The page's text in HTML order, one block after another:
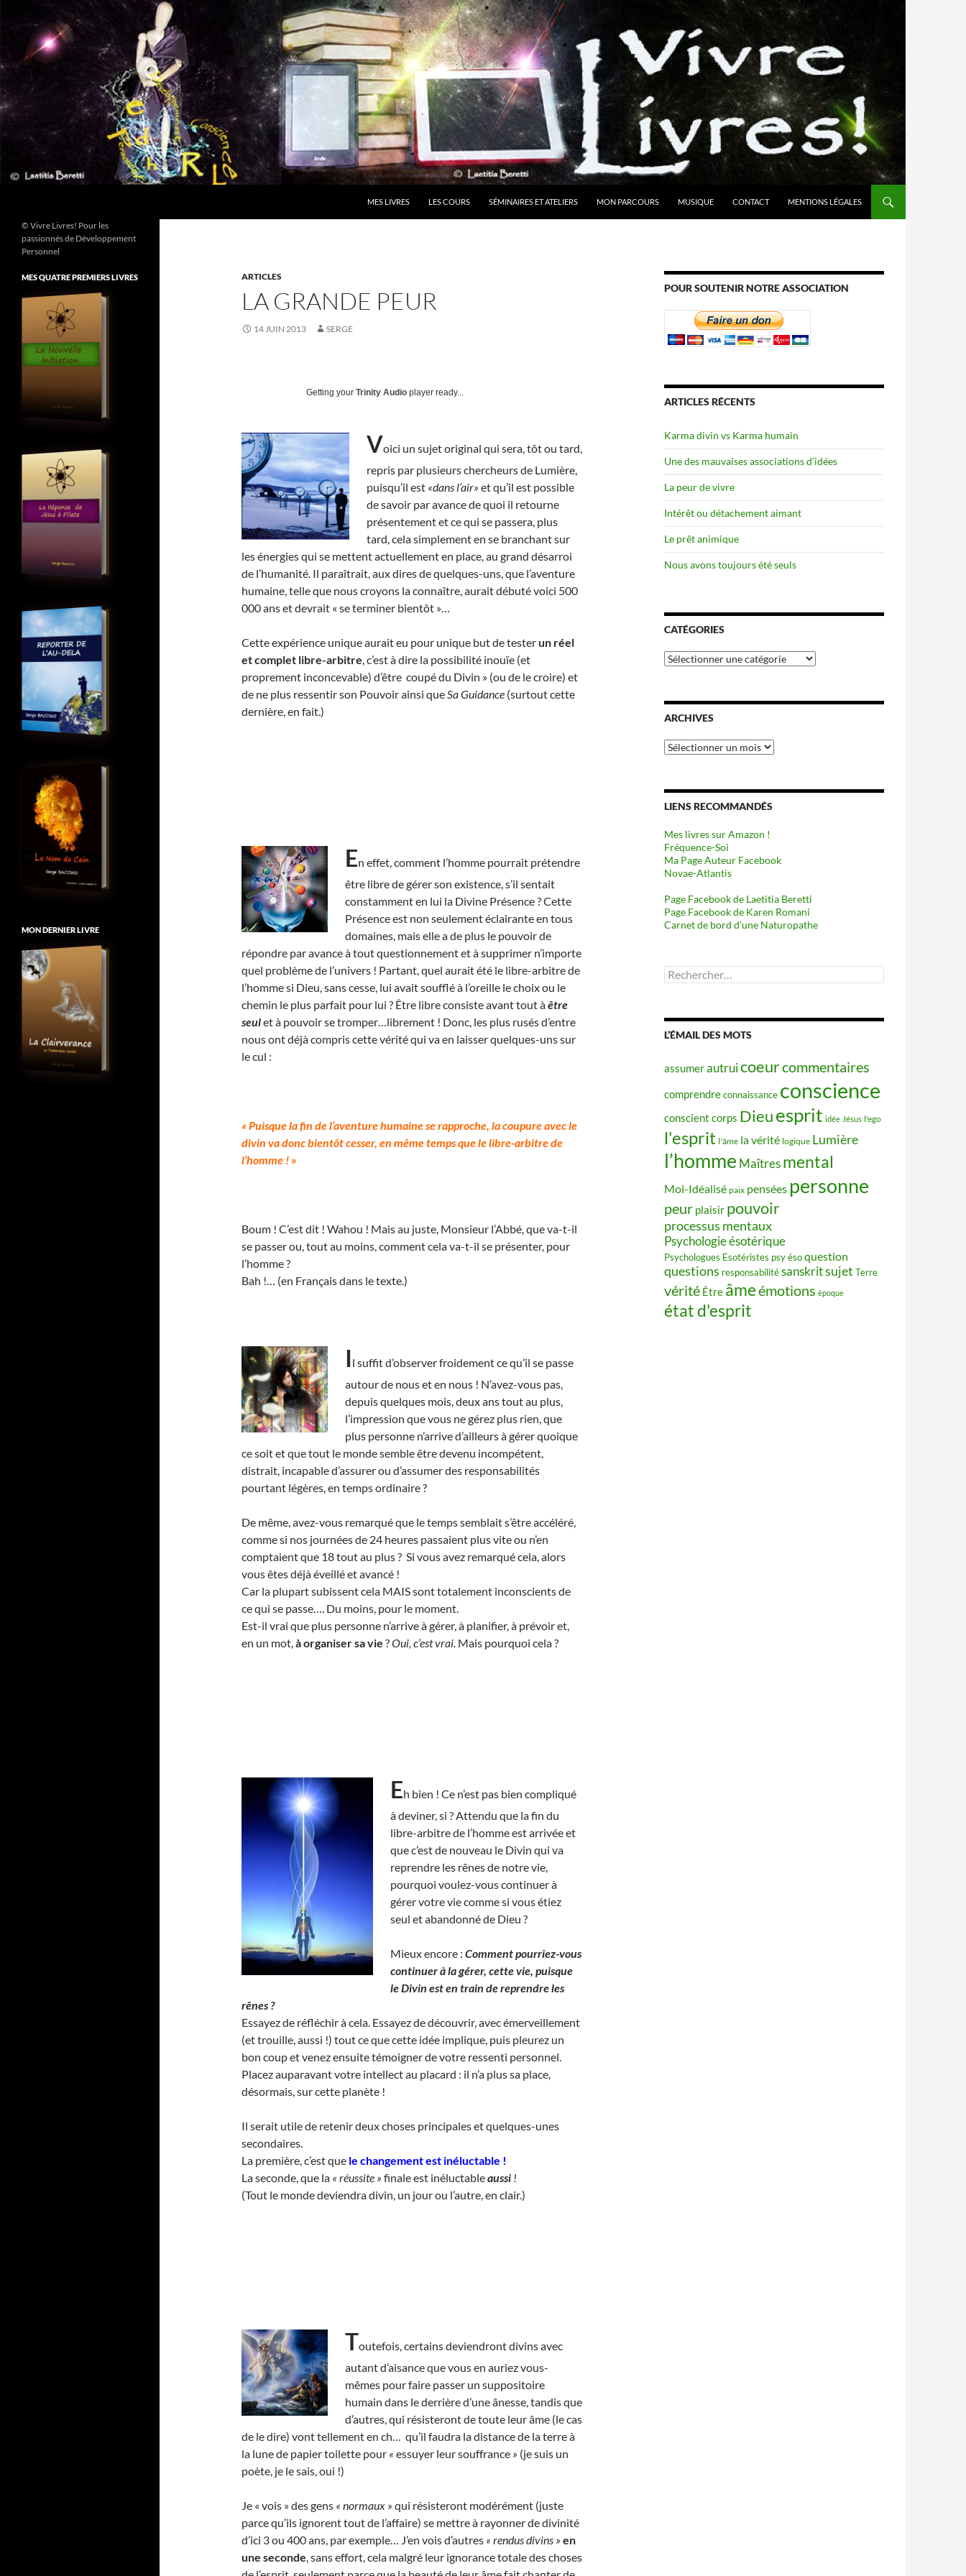
contenu
MES LIVRES LES COURS SÉMINAIRES ET ATELIERS MON PARCOURS MUSIQUE CONTACT MENTIONS LÉGALES
ARTICLES
LA GRANDE PEUR
14 JUIN 2013 SERGE
Getting your Trinity Audio player ready...
Voici un sujet original qui sera, tôt ou tard,
repris par plusieurs chercheurs de Lumière,
puisqu’il est «dans l’air» et qu’il est possible
de savoir par avance de quoi il retourne
présentement et ce qui se passera, plus
tard, cela simplement en se branchant sur
les énergies qui se mettent actuellement en place, au grand désarroi
de l’humanité. Il paraîtrait, aux dires de quelques-uns, que l’aventure
humaine, telle que nous croyons la connaître, aurait débuté voici 500
000 ans et devrait « se terminer bientôt »…
Cette expérience unique aurait eu pour unique but de testerun réel
et complet libre-arbitre, c’est à dire la possibilité inouïe (et
proprement inconcevable) d’être coupé du Divin » (ou de le croire) et
de ne plus ressentir son Pouvoir ainsi queSa Guidance (surtout cette
dernière, en fait.)
En effet, comment l’homme pourrait prétendre
être libre de gérer son existence, s’il sentait
constamment en lui la Divine Présence ? Cette
Présence est non seulement éclairante en tous
domaines, mais elle a de plus le pouvoir de
répondre par avance à tout questionnement et à supprimer n’importe
quel problème de l’univers ! Partant, quel aurait été le libre-arbitre de
l’homme si Dieu, sans cesse, lui avait soufflé à l’oreille le choix ou le
chemin le plus parfait pour lui ? Être libre consiste avant tout àêtre
seulet à pouvoir se tromper…librement ! Donc, les plus rusés d’entre
nous ont déjà compris cette vérité qui va en laisser quelques-uns sur
le cul :
« Puisque la fin de l’aventure humaine se rapproche, la coupure avec le
divin va donc bientôt cesser, en même temps que le libre-arbitre de
l’homme ! »
Boum ! C’est dit ! Wahou ! Mais au juste, Monsieur l’Abbé, que va-t-il
se passer ou, tout au moins, comment cela va-t-il se présenter, pour
l’homme ?
Bah !… (en Français dans le texte.)
Il suffit d’observer froidement ce qu’il se passe
autour de nous et en nous ! N’avez-vous pas,
depuis quelques mois, deux ans tout au plus,
l’impression que vous ne gérez plus rien, que
plus personne n’arrive d’ailleurs à gérer quoique
ce soit et que tout le monde semble être devenu incompétent,
distrait, incapable d’assurer ou d’assumer des responsabilités
pourtant légères, en temps ordinaire ?
De même, avez-vous remarqué que le temps semblait s’être accéléré,
comme si nos journées de 24 heures passaient plus vite ou n’en
comptaient que 18 tout au plus ? Si vous avez remarqué cela, alors
vous êtes déjà éveillé et avancé !
Car la plupart subissent cela MAIS sont totalement inconscients de
ce qui se passe…. Du moins, pour le moment.
Est-il vrai que plus personne n’arrive à gérer, à planifier, à prévoir et,
en un mot,à organiser sa vie ?Oui, c’est vrai. Mais pourquoi cela ?
Eh bien ! Ce n’est pas bien compliqué
à deviner, si ? Attendu que la fin du
libre-arbitre de l’homme est arrivée et
que c’est de nouveau le Divin qui va
reprendre les rênes de notre vie,
pourquoi voulez-vous continuer à
gérer votre vie comme si vous étiez
seul et abandonné de Dieu ?
Mieux encore : Comment pourriez-vous
continuer à la gérer, cette vie, puisque
le Divin est en train de reprendre les
rênes ?
Essayez de réfléchir à cela. Essayez de découvrir, avec émerveillement
(et trouille, aussi !) tout ce que cette idée implique, puis pleurez un
bon coup et venez ensuite témoigner de votre ressenti personnel.
Placez auparavant votre intellect au placard : il n’a plus sa place,
désormais, sur cette planète !
Il serait utile de retenir deux choses principales et quelques-unes
secondaires.
La première, c’est que le changement est inéluctable !
La seconde, que la « réussite » finale est inéluctableaussi !
(Tout le monde deviendra divin, un jour ou l’autre, en clair.)
Toutefois, certains deviendront divins avec
autant d’aisance que vous en auriez vous-
mêmes pour faire passer un suppositoire
humain dans le derrière d’une ânesse, tandis que
d’autres, qui résisteront de toute leur âme (le cas
de le dire) vont tellement en ch… qu’il faudra la distance de la terre à
la lune de papier toilette pour « essuyer leur souffrance » (je suis un
poète, je le sais, oui !)
Je « vois » des gens « normaux » qui résisteront modérément (juste
parce qu’ils ignorent tout de l’affaire) se mettre à rayonner de divinité
d’ici 3 ou 400 ans, par exemple… J’en vois d’autres « rendus divins » en
une seconde, sans effort, cela malgré leur ignorance totale des choses
POUR SOUTENIR NOTRE ASSOCIATION
ARTICLES RÉCENTS
Karma divin vs Karma humain
Une des mauvaises associations d’idées
La peur de vivre
Intérêt ou détachement aimant
Le prêt animique
Nous avons toujours été seuls
CATÉGORIES
Catégories
ARCHIVES
Archives
LIENS RECOMMANDÉS
Mes livres sur Amazon !
Fréquence-Soi
Ma Page Auteur Facebook
Novae-Atlantis
Page Facebook de Laetitia Beretti
Page Facebook de Karen Romani
Carnet de bord d’une Naturopathe
Rechercher :
L’ÉMAIL DES MOTS
assumerautruicoeurcommentaires
comprendreconnaissance conscience
conscient corps Dieuesprit idée Jésus l'ego
l'esprit l'âme la vérité logique Lumière
l’homme Maîtres mental
Moi-Idéalisé paix pensées personne
peur plaisir pouvoir
processus mentaux
Psychologie ésotérique
Psychologues Esotéristes psy ésoquestion
questions responsabilitésanskritsujet Terre
vérité Être âmeémotions époque
état d'esprit
© Vivre Livres! Pour les
passionnés de Développement
Personnel
MES QUATRE PREMIERS LIVRES
MON DERNIER LIVRE